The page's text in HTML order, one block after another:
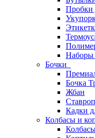
Пробки
Наборы
Бочки
Бочка
Жбан
Кадки
Колбасы и